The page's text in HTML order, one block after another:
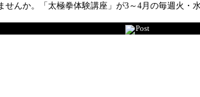
んか。「太極拳体験講座」が3～4月の毎週火
Post